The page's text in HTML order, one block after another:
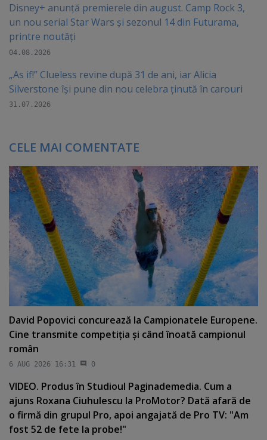
Disney+ anunță premierele din august. Camp Rock 3,
un nou serial Star Wars și sezonul 14 din Futurama,
printre noutăți
04.08.2026
„As if!” Clueless revine după 31 de ani, iar Alicia
Silverstone își pune din nou celebra ținută în carouri
31.07.2026
CELE MAI COMENTATE
David Popovici concurează la Campionatele Europene.
Cine transmite competiţia şi când înoată campionul
român
6 AUG 2026 16:31 0
VIDEO. Produs în Studioul Paginademedia. Cum a
ajuns Roxana Ciuhulescu la ProMotor? Dată afară de
o firmă din grupul Pro, apoi angajată de Pro TV: "Am
fost 52 de fete la probe!"